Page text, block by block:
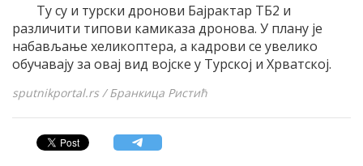
Ту су и турски дронови Бајрактар ТБ2 и
различити типови камиказа дронова. У плану је
набављање хеликоптера, а кадрови се увелико
обучавају за овај вид војске у Турској и Хрватској.
sputnikportal.rs / Бранкица Ристић